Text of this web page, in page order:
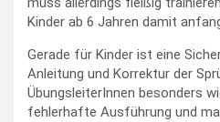
Kinder ab 6 Jahren damit
Gerade für Kinder ist eine
Anleitung und Korrektur der
ÜbungsleiterInnen besonders
fehlerhafte Ausführung und